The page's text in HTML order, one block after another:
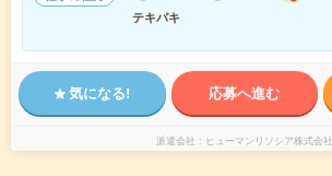
テキパキ
気になる! 応募へ進む
派遣会社 ヒューマンリソシア株式会社